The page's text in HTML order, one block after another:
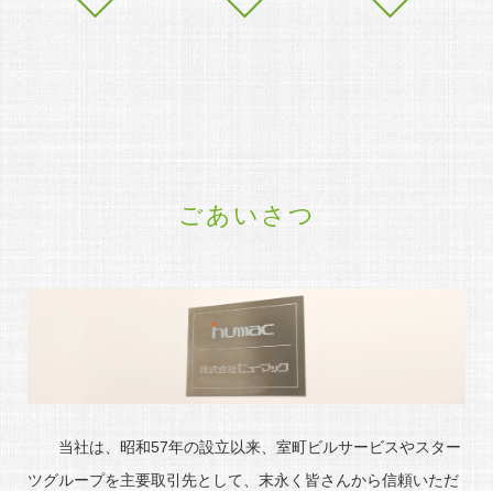
ごあいさつ
当社は、昭和57年の設立以来、室町ビルサービスやスター
ツグループを主要取引先として、末永く皆さんから信頼いただ